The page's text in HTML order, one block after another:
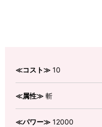
≪コスト≫ 10
≪属性≫ 斬
≪パワー≫ 12000